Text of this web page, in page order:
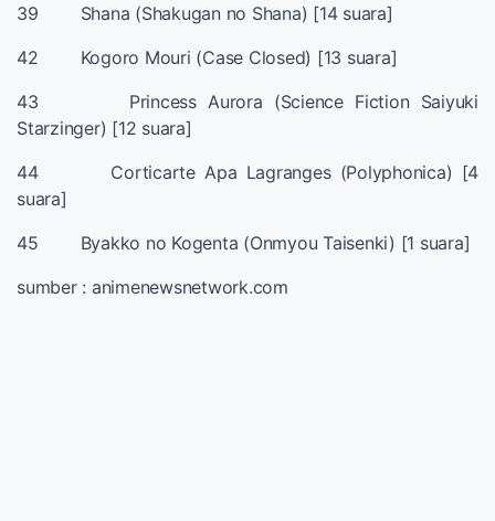
39 Shana (Shakugan no Shana) [14 suara]
42 Kogoro Mouri (Case Closed) [13 suara]
43 Princess Aurora (Science Fiction Saiyuki
Starzinger) [12 suara]
44 Corticarte Apa Lagranges (Polyphonica) [4
suara]
45 Byakko no Kogenta (Onmyou Taisenki) [1 suara]
sumber : animenewsnetwork.com